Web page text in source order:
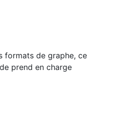
formats de graphe, ce
prend en charge